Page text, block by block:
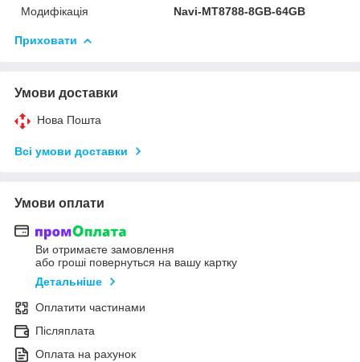
Модифікація
Navi-MT8788-8GB-64GB
Приховати
Умови доставки
Нова Пошта
Всі умови доставки
Умови оплати
Ви отримаєте замовлення
або гроші повернуться на вашу картку
Детальніше
Оплатити частинами
Післяплата
Оплата на рахунок